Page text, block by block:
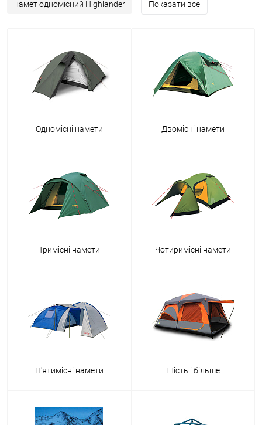
намет одномісний Highlander Показати все
Одномісні намети Двомісні намети
Тримісні намети Чотиримісні намети
П'ятимісні намети Шість і більше